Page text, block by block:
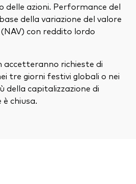
delle azioni. Performance del
della variazione del valore
con reddito lordo
accetteranno richieste di
tre giorni festivi globali o nei
della capitalizzazione di
chiusa.